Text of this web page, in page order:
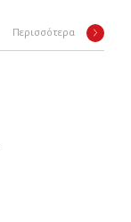
Περισσότερα